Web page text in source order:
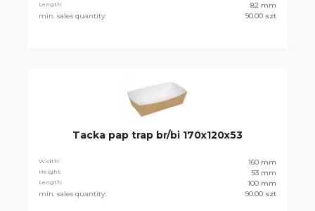
Length:
82 mm
min. sales quantity:
90.00 szt
Tacka pap trap br/bi 170x120x53
Width: 160 mm
Height: 53 mm
Length:
100 mm
min. sales quantity:
90.00 szt